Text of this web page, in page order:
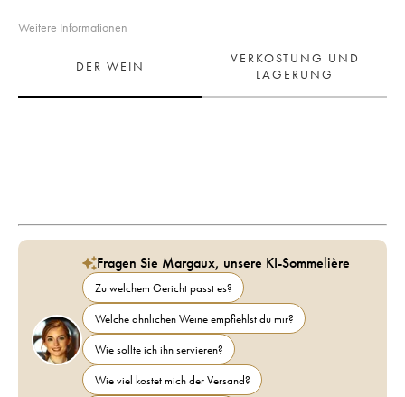
Weitere Informationen
DER WEIN
VERKOSTUNG UND
LAGERUNG
Fragen Sie Margaux, unsere KI-Sommelière
Zu welchem Gericht passt es?
Welche ähnlichen Weine empfiehlst du mir?
Wie sollte ich ihn servieren?
Wie viel kostet mich der Versand?